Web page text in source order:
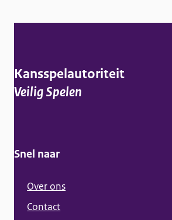
i
x
g
e
e
Kansspelautoriteit
Veilig Spelen
Snel naar
Over ons
Contact